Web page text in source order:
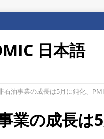
日本語
石油事業の成長は5月に鈍化、
業の成長は